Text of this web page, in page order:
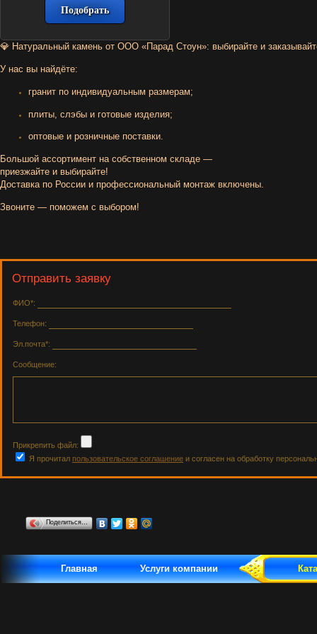
💎 Натуральный камень от ООО «Парад Стоун»: выбирайте и
Унас вы найдёте:
гранит по индивидуальным размерам;
плиты, слэбы и готовые изделия;
оптовые и розничные поставки.
Большой ассортимент насобственном складе —
приезжайте и выбирайте!
Доставкапо России и профессиональный монтаж включены.
Звоните — поможем с выбором!
Отправить заявку
ФИО*:
Телефон:
Эл.почта*:
Сообщение:
Прикрепить файл:
Я прочитал пользовательское соглашение и согласен на обработку
Поделиться…
Главная Услуги компании